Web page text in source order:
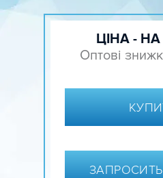
ЦІНА -
Оптові